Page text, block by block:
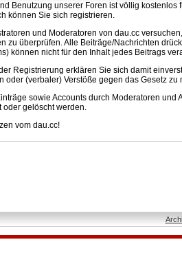
Benutzung unserer Foren ist völlig
können Sie sich registrieren.
und Moderatoren von dau.cc
zu überprüfen. Alle Beiträge/Nachrichten
können nicht für den Inhalt jedes Beitrags
Registrierung erklären Sie sich damit
oder (verbaler) Verstöße gegen das Gesetz zu
sowie Accounts durch Moderatoren
oder gelöscht werden.
vom dau.cc!